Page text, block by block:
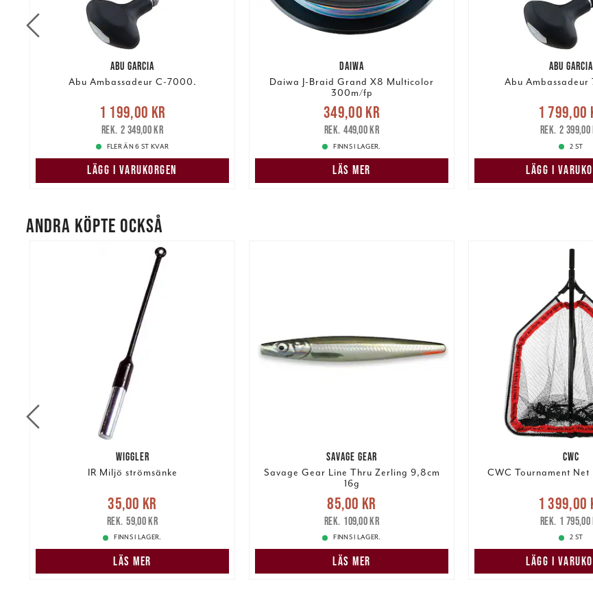
ABU GARCIA
Abu Ambassadeur C-7000.
Nuvarande pris
1 199,00 krTidigare pris
2 349,00 kr
1 199,00 kr
2 349,00 kr
FLER ÄN 6 ST KVAR
LÄGG I VARUKORGEN
DAIWA
Daiwa J-Braid Grand X8 Multicolor
300m/fp
Nuvarande pris
Tidigare pris
349,00 kr
449,00 kr
FINNS I LAGER.
LÄS MER
ABU GARCIA
Abu
Nuvarande
1 799,00 kr
2 399,00
1 799,00
2
2 ST
LÄGG I
ANDRA KÖPTE OCKSÅ
WIGGLER
IR Miljö strömsänke
Nuvarande pris :35,00 kr
pris: 59,00 kr
35,00 kr
59,00 kr
FINNS I LAGER.
LÄS MER
SAVAGE GEAR
Savage Gear Line Thru Zerling 9,8cm
16g
Nuvarande pris :85,00 kr
pris: 109,00 kr
85,00 kr
109,00 kr
FINNS I LAGER.
LÄS MER
CWC
CWC Tournament Net
Nuvarande
1 399,00 kr
1 795,00
1 399,00
1
2 ST
LÄGG I